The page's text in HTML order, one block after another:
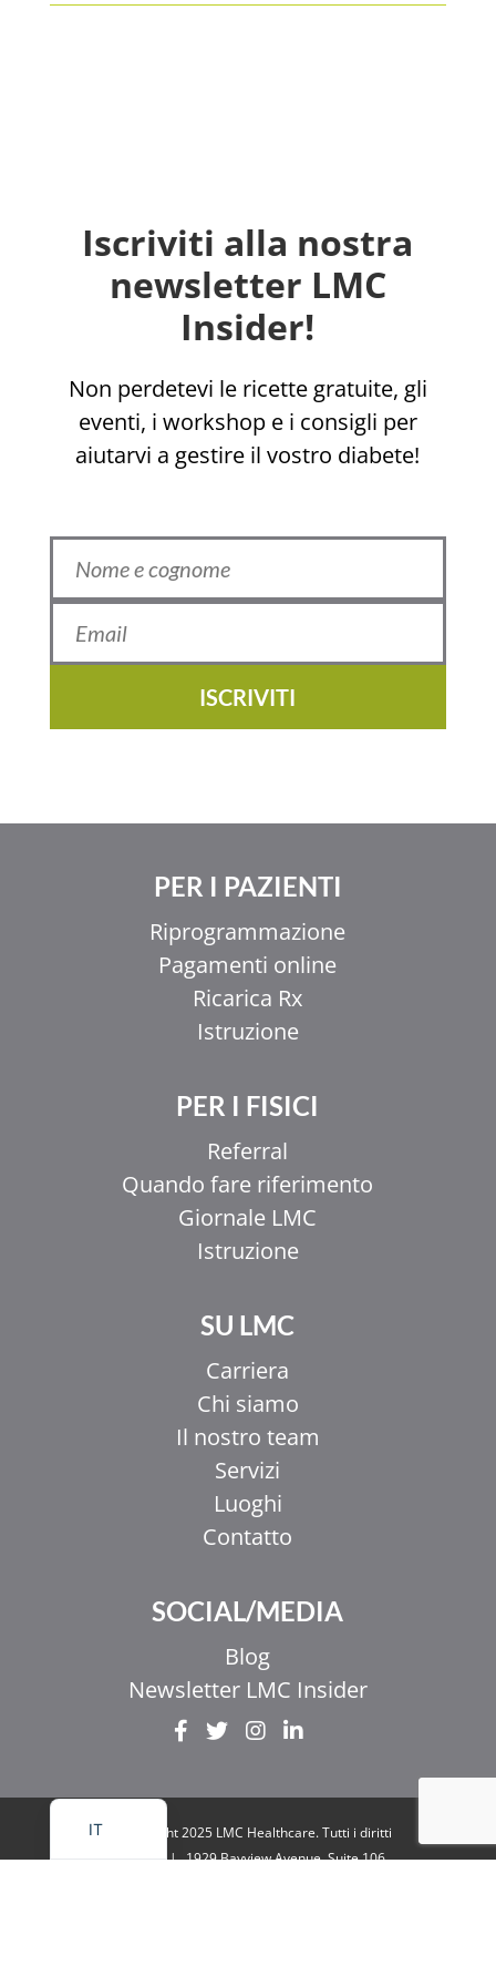
Iscriviti alla nostra
newsletter LMC
Insider!
Non perdetevi le ricette gratuite, gli
eventi, i workshop e i consigli per
aiutarvi a gestire il vostro diabete!
ISCRIVITI
PER I PAZIENTI
Riprogrammazione
Pagamenti online
Ricarica Rx
Istruzione
PER I FISICI
Referral
Quando fare riferimento
Giornale LMC
Istruzione
SU LMC
Carriera
Chi siamo
Il nostro team
Servizi
Luoghi
Contatto
SOCIAL/MEDIA
Blog
Newsletter LMC Insider
© Copyright 2025 LMC Healthcare. Tutti i diritti
riservati | 1929 Bayview Avenue. Suite 106
IT